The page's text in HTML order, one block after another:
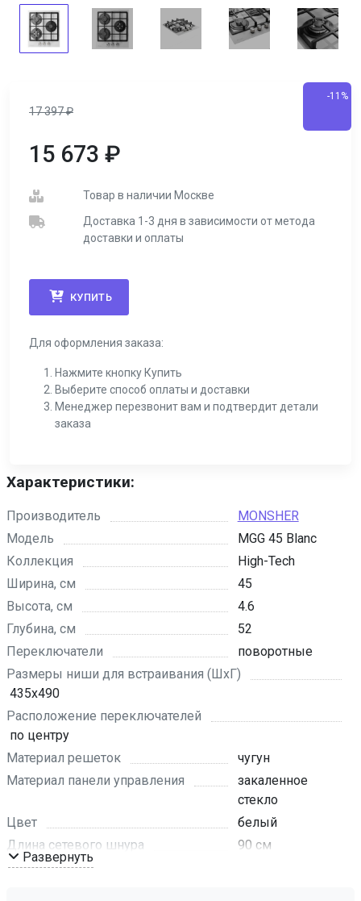
17 397₽
-11%
15 673 ₽
Товар в наличии Москве
Доставка 1-3 дня в зависимости от метода
доставки и оплаты
КУПИТЬ
Для оформления заказа:
Нажмите кнопку Купить
Выберите способ оплаты и доставки
Менеджер перезвонит вам и подтвердит детали
заказа
Характеристики:
Производитель
MONSHER
Модель
MGG 45 Blanc
Коллекция
High-Tech
Ширина, см
45
Высота, см
4.6
Глубина, см
52
Переключатели
поворотные
Размеры ниши для встраивания (ШхГ)
435x490
Расположение переключателей
по центру
Материал решеток
чугун
Материал панели управления
закаленное
стекло
Цвет
белый
Длина сетевого шнура
90 см
Мощность конфорок, кВт: задняя
Развернуть